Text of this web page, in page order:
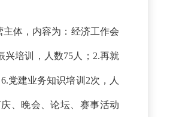
体，内容为：经济工作会
兴培训，人数75 人 ； 2.再就
6.党建业务知识培训 2次 ，人
、晚会、论坛、赛事活动